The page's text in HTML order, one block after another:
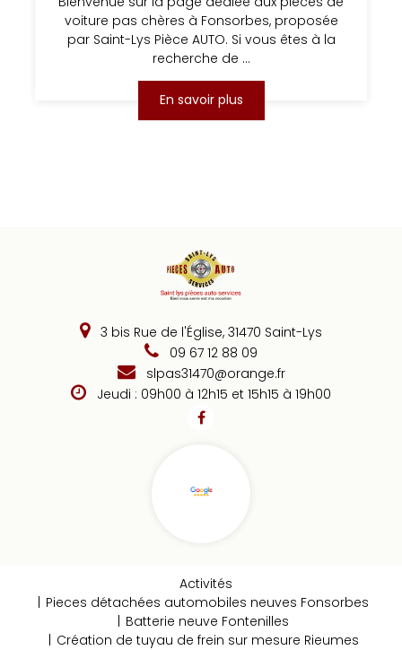
voiture pas chères à Fonsorbes, proposée
par Saint-Lys Pièce AUTO. Si vous êtes à la
recherche de ...
En savoir plus
3 bis Rue de l'Église, 31470 Saint-Lys
09 67 12 88 09
slpas31470@orange.fr
Jeudi : 09h00 à 12h15 et 15h15 à 19h00
Activités
Pieces détachées automobiles neuves Fonsorbes
Batterie neuve Fontenilles
Création de tuyau de frein sur mesure Rieumes